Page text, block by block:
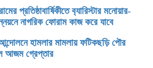
প্রতিষ্ঠাবার্ষিকীতে ব‍্যারিস্টার মনোয়ার-
নাগরিক ফোরাম কাজ করে যাবে
হামলার মামলায় ফটিকছড়ি পৌর
আজম গ্রেপ্তার